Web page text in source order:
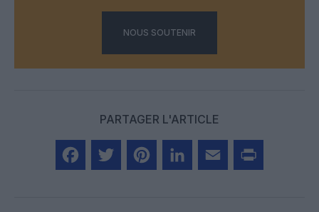
NOUS SOUTENIR
PARTAGER L'ARTICLE